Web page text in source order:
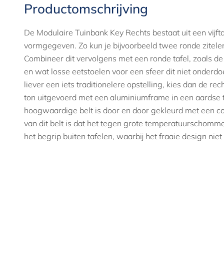
Productomschrijving
De Modulaire Tuinbank Key Rechts bestaat uit een
vormgegeven. Zo kun je bijvoorbeeld twee ronde
Combineer dit vervolgens met een ronde tafel, zoals
en wat losse eetstoelen voor een sfeer dit niet
liever een iets traditionelere opstelling, kies dan de
ton uitgevoerd met een aluminiumframe in een
hoogwaardige belt is door en door gekleurd met een
van dit belt is dat het tegen grote
het begrip buiten tafelen, waarbij het fraaie design